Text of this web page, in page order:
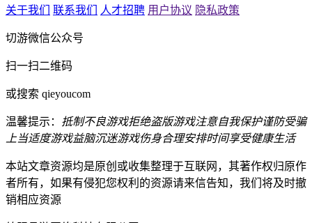
关于我们 联系我们 人才招聘 用户协议 隐私政策
切游微信公众号
扫一扫二维码
或搜索 qieyoucom
温馨提示： 抵制不良游戏拒绝盗版游戏注意自我保护谨防受骗
上当适度游戏益脑沉迷游戏伤身合理安排时间享受健康生活
本站文章资源均是原创或收集整理于互联网，其著作权归原作
者所有，如果有侵犯您权利的资源请来信告知，我们将及时撤
销相应资源